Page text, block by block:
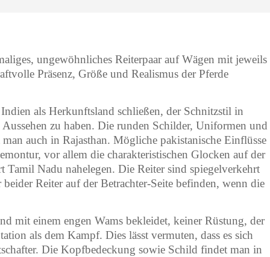
ungewöhnliches Reiterpaar auf Wägen mit jeweils
Präsenz, Größe und Realismus der Pferde
als Herkunftsland schließen, der Schnitzstil in
zu haben. Die runden Schilder, Uniformen und
auch in Rajasthan. Mögliche pakistanische Einflüsse
vor allem die charakteristischen Glocken auf der
Tamil Nadu nahelegen. Die Reiter sind spiegelverkehrt
Reiter auf der Betrachter-Seite befinden, wenn die
mit einem engen Wams bekleidet, keiner Rüstung, der
als dem Kampf. Dies lässt vermuten, dass es sich
Die Kopfbedeckung sowie Schild findet man in